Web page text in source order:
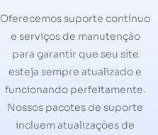
Oferecemos suporte contínuo
e serviços de manutenção
para garantir que seu site
esteja sempre atualizado e
funcionando perfeitamente.
Nossos pacotes de suporte
incluem atualizações de